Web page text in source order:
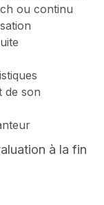
ou continu
de son
à la fin